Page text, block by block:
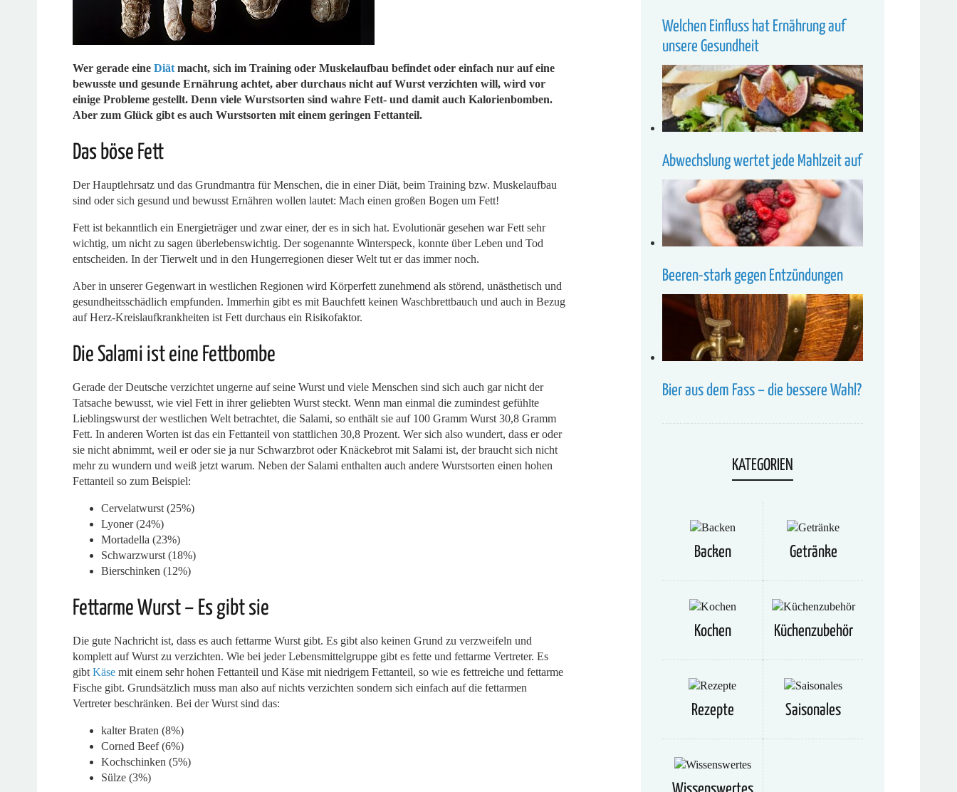
Wer gerade eine Diät macht, sich im Training oder Muskelaufbau befindet oder einfach nur auf eine
bewusste und gesunde Ernährung achtet, aber durchaus nicht auf Wurst verzichten will, wird vor
einige Probleme gestellt. Denn viele Wurstsorten sind wahre Fett- und damit auch Kalorienbomben.
Aber zum Glück gibt es auch Wurstsorten mit einem geringen Fettanteil.
Das böse Fett
Der Hauptlehrsatz und das Grundmantra für Menschen, die in einer Diät, beim Training bzw. Muskelaufbau
sind oder sich gesund und bewusst Ernähren wollen lautet: Mach einen großen Bogen um Fett!
Fett ist bekanntlich ein Energieträger und zwar einer, der es in sich hat. Evolutionär gesehen war Fett sehr
wichtig, um nicht zu sagen überlebenswichtig. Der sogenannte Winterspeck, konnte über Leben und Tod
entscheiden. In der Tierwelt und in den Hungerregionen dieser Welt tut er das immer noch.
Aber in unserer Gegenwart in westlichen Regionen wird Körperfett zunehmend als störend, unästhetisch und
gesundheitsschädlich empfunden. Immerhin gibt es mit Bauchfett keinen Waschbrettbauch und auch in Bezug
auf Herz-Kreislaufkrankheiten ist Fett durchaus ein Risikofaktor.
Die Salami ist eine Fettbombe
Gerade der Deutsche verzichtet ungerne auf seine Wurst und viele Menschen sind sich auch gar nicht der
Tatsache bewusst, wie viel Fett in ihrer geliebten Wurst steckt. Wenn man einmal die zumindest gefühlte
Lieblingswurst der westlichen Welt betrachtet, die Salami, so enthält sie auf 100 Gramm Wurst 30,8 Gramm
Fett. In anderen Worten ist das ein Fettanteil von stattlichen 30,8 Prozent. Wer sich also wundert, dass er oder
sie nicht abnimmt, weil er oder sie ja nur Schwarzbrot oder Knäckebrot mit Salami ist, der braucht sich nicht
mehr zu wundern und weiß jetzt warum. Neben der Salami enthalten auch andere Wurstsorten einen hohen
Fettanteil so zum Beispiel:
Cervelatwurst (25%)
Lyoner (24%)
Mortadella (23%)
Schwarzwurst (18%)
Bierschinken (12%)
Fettarme Wurst – Es gibt sie
Die gute Nachricht ist, dass es auch fettarme Wurst gibt. Es gibt also keinen Grund zu verzweifeln und
komplett auf Wurst zu verzichten. Wie bei jeder Lebensmittelgruppe gibt es fette und fettarme Vertreter. Es
gibt Käse mit einem sehr hohen Fettanteil und Käse mit niedrigem Fettanteil, so wie es fettreiche und fettarme
Fische gibt. Grundsätzlich muss man also auf nichts verzichten sondern sich einfach auf die fettarmen
Vertreter beschränken. Bei der Wurst sind das:
kalter Braten (8%)
Corned Beef (6%)
Kochschinken (5%)
Sülze (3%)
Welchen Einfluss hat Ernährung auf
unsere Gesundheit
Abwechslung wertet jede Mahlzeit auf
Beeren-stark gegen Entzündungen
Bier aus dem Fass – die bessere Wahl?
KATEGORIEN
Backen Getränke
Kochen Küchenzubehör
Rezepte Saisonales